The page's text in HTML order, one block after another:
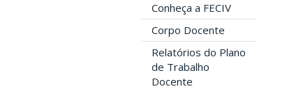
Conheça a FECIV
Corpo Docente
Relatórios do Plano
de Trabalho
Docente